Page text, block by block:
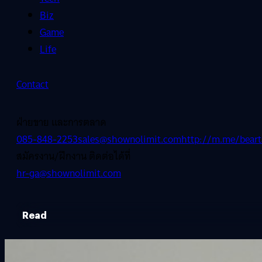
Biz
Game
Life
Contact
ฝ่ายขาย และการตลาด
085-848-2253sales@shownolimit.comhttp://m.me/
สมัครงาน/ฝึกงาน ติดต่อได้ที่
hr-ga@shownolimit.com
Read